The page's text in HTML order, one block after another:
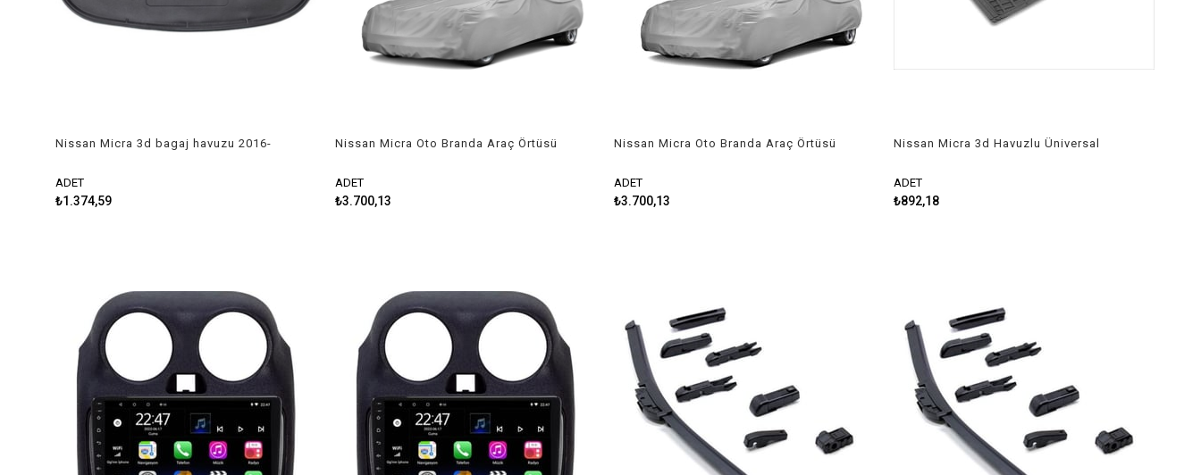
Nissan Micra 3d bagaj havuzu 2016-
ADET
₺1.374,59
Nissan Micra Oto Branda Araç Örtüsü
ADET
₺3.700,13
Nissan Micra Oto Branda Araç Örtüsü
ADET
₺3.700,13
Nissan Micra 3d Havuzlu Üniversal
ADET
₺892,18